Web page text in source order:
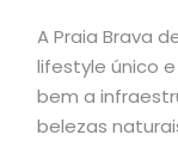
A Praia Brava
lifestyle único
bem a
belezas